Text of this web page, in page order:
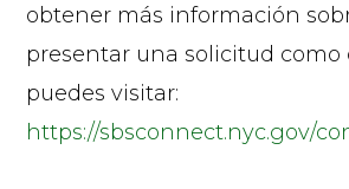
obtener más información
presentar una solicitud como
puedes visitar:
https://sbsconnect.nyc.gov/